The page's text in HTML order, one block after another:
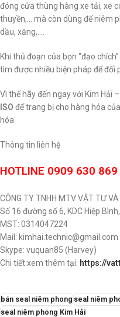
đóng cửa thùng hàng xe tải, xe
thuyền,… mà còn dùng để niêm
dầu, xăng,….
Khi thủ đoạn của bọn “đạo
tìm được nhiều biện pháp để đối
Vì thế hãy đến ngay với Kim Hải
ISO để trang bị cho hàng hóa
hóa
Thông tin liên hệ
HOTLINE 0909 630 869
CÔNG TY TNHH MTV VẬT TƯ VÀ
Số 16 đường số 6, KDC Hiệp
MST: 0314047224
Mail: kimhai.technic@gmail.com
Skype: vuquan85 (Harvey)
Chi tiết xem thêm tại: https://
bán seal niêm phong seal niêm
seal niêm phong Kim Hải